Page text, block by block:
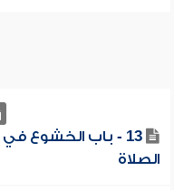
13 - باب الخشوع في
الصلاة